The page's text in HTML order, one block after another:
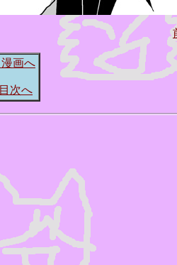
漫画へ
目次へ